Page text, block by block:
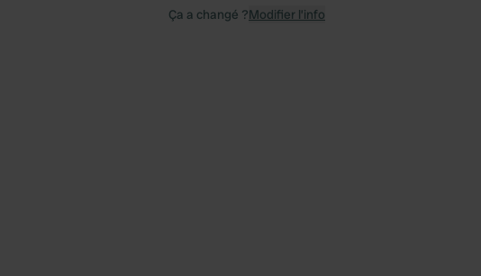
Ça a changé ?Modifier l’info